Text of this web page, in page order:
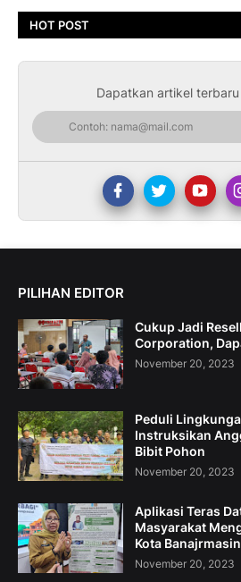
HOT POST
Dapatkan artikel
PILIHAN EDITOR
Cukup Jadi
Corporation,
November 20, 2023
Peduli
Instruksikan
Bibit Pohon
November 20, 2023
Aplikasi Teras
Masyarakat
Kota Banajrmasin
November 20, 2023